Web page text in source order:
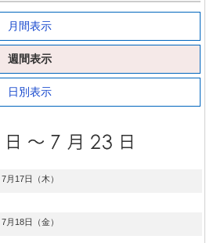
月間表示
週間表示
日別表示
7月17日（木）
7月18日（金）